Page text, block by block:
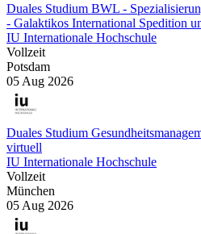
Duales Studium BWL -
- Galaktikos International Spedition
IU Internationale Hochschule
Vollzeit
Potsdam
05 Aug 2026
Duales Studium
virtuell
IU Internationale Hochschule
Vollzeit
München
05 Aug 2026